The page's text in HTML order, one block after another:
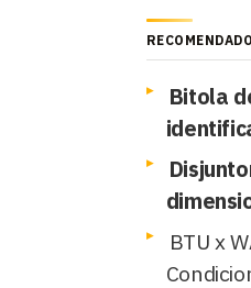
Bitola
BTU x